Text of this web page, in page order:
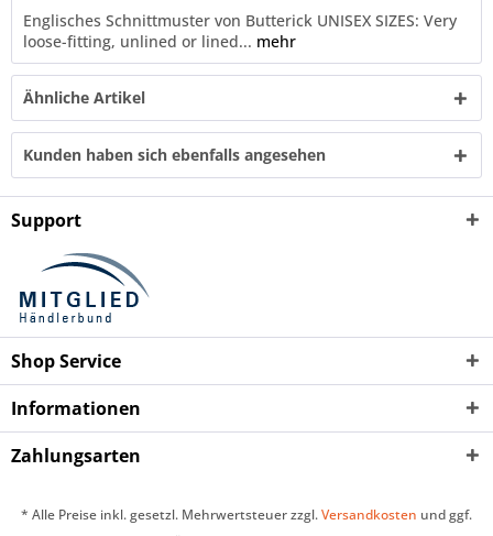
Englisches Schnittmuster von Butterick UNISEX SIZES: Very
loose-fitting, unlined or lined... mehr
Ähnliche Artikel
Kunden haben sich ebenfalls angesehen
Support
Shop Service
Informationen
Zahlungsarten
* Alle Preise inkl. gesetzl. Mehrwertsteuer zzgl.Versandkosten und ggf.